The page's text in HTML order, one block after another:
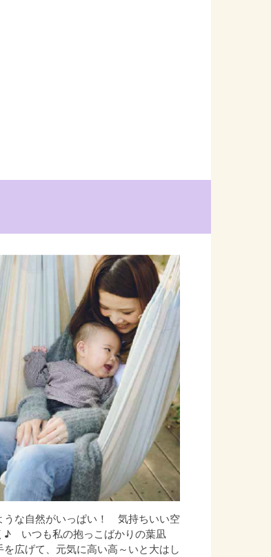
うな自然がいっぱい！ 気持ちいい空
♪ いつも私の抱っこばかりの葉凪
広げて、元気に高い高～いと大はし